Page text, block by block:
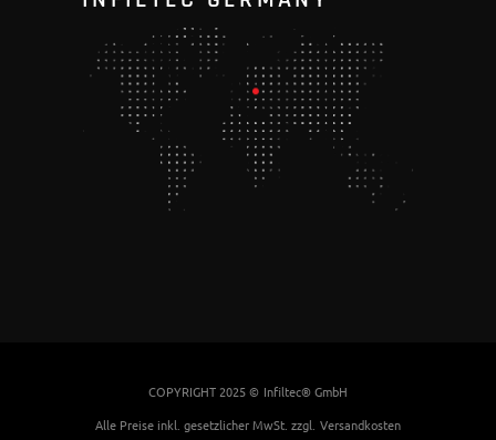
COPYRIGHT 2025 © Infiltec® GmbH
Alle Preise inkl. gesetzlicher MwSt. zzgl. Versandkosten